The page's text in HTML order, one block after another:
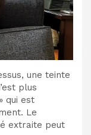
une teinte
plus
qui est
Le
extraite peut